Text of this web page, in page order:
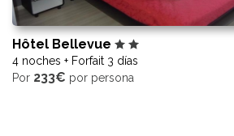
Hôtel Bellevue
4 noches + Forfait 3 días
Por 233€ por persona